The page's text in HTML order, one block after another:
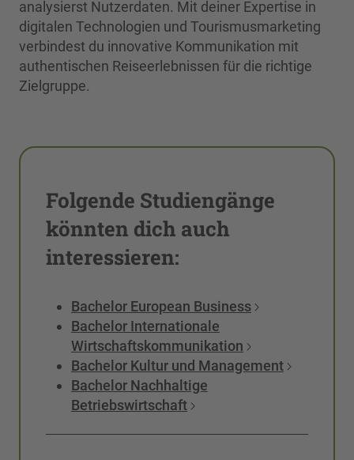
analysierst Nutzerdaten. Mit deiner Expertise in
digitalen Technologien und Tourismusmarketing
verbindest du innovative Kommunikation mit
authentischen Reiseerlebnissen für die richtige
Zielgruppe.
Folgende Studiengänge
könnten dich auch
interessieren:
Bachelor European Business
Bachelor Internationale
Wirtschaftskommunikation
Bachelor Kultur und Management
Bachelor Nachhaltige
Betriebswirtschaft